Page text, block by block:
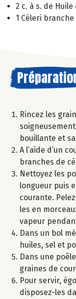
2 c. à s. de Huile
1 Céleri branche
Rincez les
bouillante et
A l’aide d’un
branches de
Nettoyez les
longueur puis
courante.
les en
vapeur
Dans un bol
huiles, sel et
Dans une
graines de
Pour servir,
disposez-les